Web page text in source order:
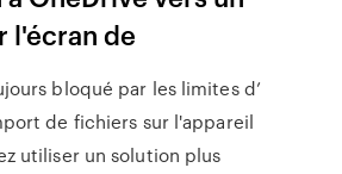
l'écran de
bloqué par les limites d’
de fichiers sur l'appareil
utiliser un solution plus